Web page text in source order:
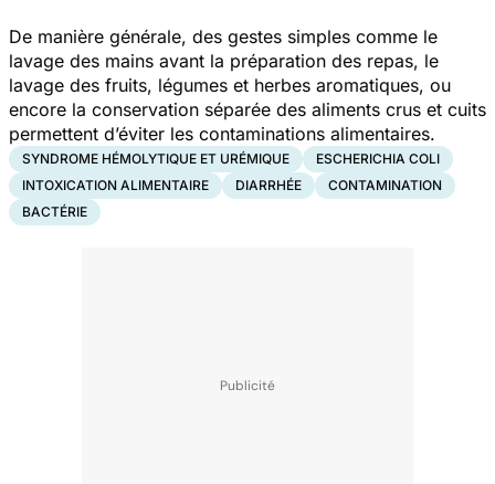
De manière générale, des gestes simples comme le
lavage des mains avant la préparation des repas, le
lavage des fruits, légumes et herbes aromatiques, ou
encore la conservation séparée des aliments crus et cuits
permettent d’éviter les contaminations alimentaires.
SYNDROME HÉMOLYTIQUE ET URÉMIQUE
ESCHERICHIA COLI
INTOXICATION ALIMENTAIRE
DIARRHÉE
CONTAMINATION
BACTÉRIE